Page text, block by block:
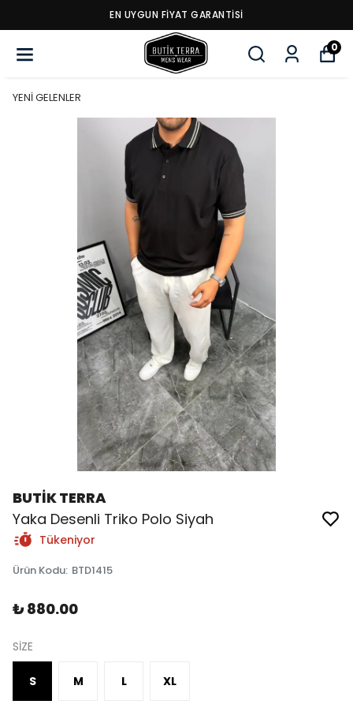
EN UYGUN FİYAT GARANTİSİ
0
YENİ GELENLER
BUTİK TERRA
Yaka Desenli Triko Polo Siyah
Tükeniyor
Ürün Kodu: BTD1415
₺ 880.00
SİZE
S M L XL